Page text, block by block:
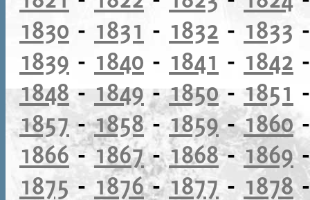
1830 - 1831 - 1832 - 1833
1839 - 1840 - 1841 - 1842
1848 - 1849 -1850- 1851
1857-1858-1859-1860
1866-1867-1868-1869
1875 - 1876-1877 - 1878